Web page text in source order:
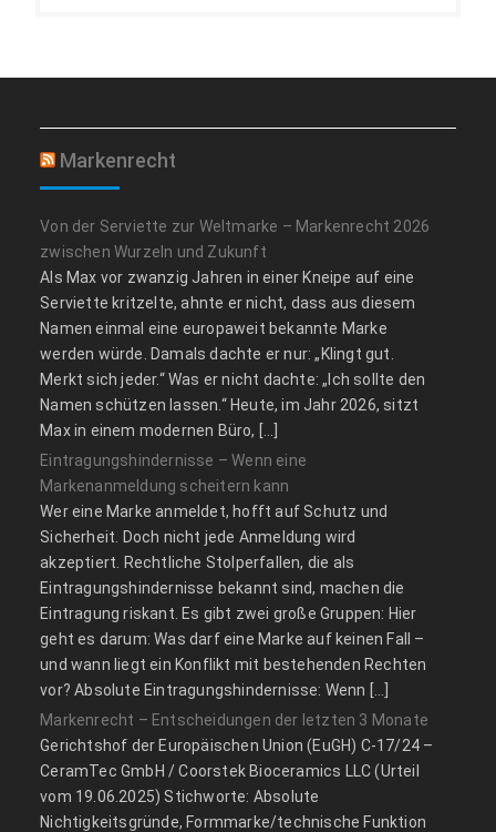
Markenrecht
Von der Serviette zur Weltmarke – Markenrecht 2026
zwischen Wurzeln und Zukunft
Als Max vor zwanzig Jahren in einer Kneipe auf eine
Serviette kritzelte, ahnte er nicht, dass aus diesem
Namen einmal eine europaweit bekannte Marke
werden würde. Damals dachte er nur: „Klingt gut.
Merkt sich jeder.“ Was er nicht dachte: „Ich sollte den
Namen schützen lassen.“ Heute, im Jahr 2026, sitzt
Max in einem modernen Büro, […]
Eintragungshindernisse – Wenn eine
Markenanmeldung scheitern kann
Wer eine Marke anmeldet, hofft auf Schutz und
Sicherheit. Doch nicht jede Anmeldung wird
akzeptiert. Rechtliche Stolperfallen, die als
Eintragungshindernisse bekannt sind, machen die
Eintragung riskant. Es gibt zwei große Gruppen: Hier
geht es darum: Was darf eine Marke auf keinen Fall –
und wann liegt ein Konflikt mit bestehenden Rechten
vor? Absolute Eintragungshindernisse: Wenn […]
Markenrecht – Entscheidungen der letzten 3 Monate
Gerichtshof der Europäischen Union (EuGH) C‑17/24 –
CeramTec GmbH / Coorstek Bioceramics LLC (Urteil
vom 19.06.2025) Stichworte: Absolute
Nichtigkeitsgründe, Formmarke/technische Funktion